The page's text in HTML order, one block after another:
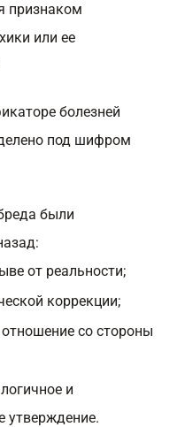
признаком
или ее
болезней
под шифром
были
от реальности;
коррекции;
со стороны
и
утверждение.